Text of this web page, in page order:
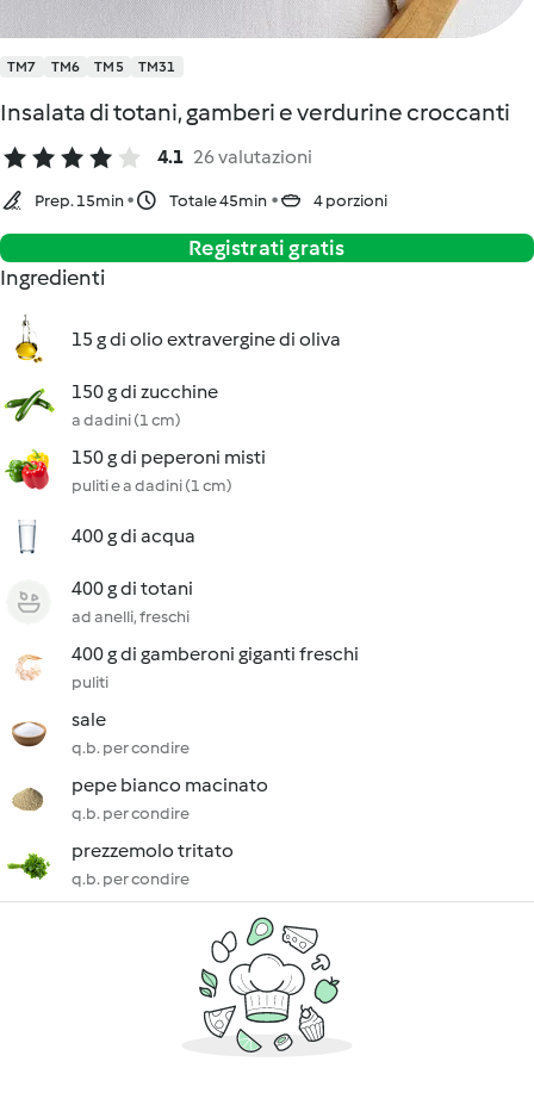
TM7 TM6 TM5 TM31
Insalata di totani, gamberi e verdurine croccanti
4.1 26 valutazioni
Prep. 15min Totale 45min 4 porzioni
Registrati gratis
Ingredienti
15 g di olio extravergine di oliva
150 g di zucchine
a dadini (1 cm)
150 g di peperoni misti
puliti e a dadini (1 cm)
400 g di acqua
400 g di totani
ad anelli, freschi
400 g di gamberoni giganti freschi
puliti
sale
q.b. per condire
pepe bianco macinato
q.b. per condire
prezzemolo tritato
q.b. per condire